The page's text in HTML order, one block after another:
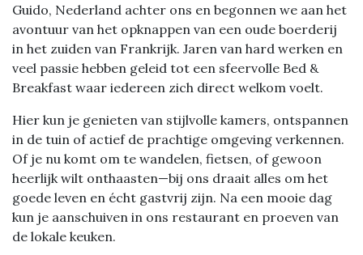
Guido, Nederland achter ons en begonnen we aan het
avontuur van het opknappen van een oude boerderij
in het zuiden van Frankrijk. Jaren van hard werken en
veel passie hebben geleid tot een sfeervolle Bed &
Breakfast waar iedereen zich direct welkom voelt.
Hier kun je genieten van stijlvolle kamers, ontspannen
in de tuin of actief de prachtige omgeving verkennen.
Of je nu komt om te wandelen, fietsen, of gewoon
heerlijk wilt onthaasten—bij ons draait alles om het
goede leven en écht gastvrij zijn. Na een mooie dag
kun je aanschuiven in ons restaurant en proeven van
de lokale keuken.